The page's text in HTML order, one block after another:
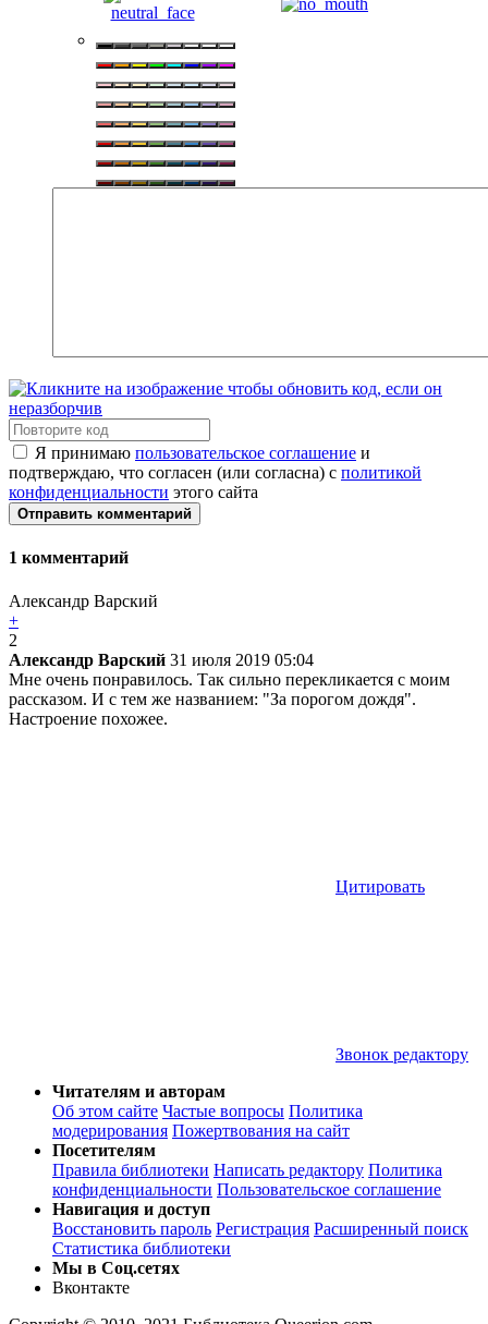
Я принимаю пользовательское соглашение и
подтверждаю, что согласен (или согласна) с политикой
конфиденциальности этого сайта
Отправить комментарий
1 комментарий
Александр Варский
+
2
Александр Варский 31 июля 2019 05:04
Мне очень понравилось. Так сильно перекликается с моим
рассказом. И с тем же названием: "За порогом дождя".
Настроение похожее.
Цитировать
Звонок редактору
Читателям и авторам
Об этом сайте Частые вопросы Политика
модерирования Пожертвования на сайт
Посетителям
Правила библиотеки Написать редактору Политика
конфиденциальности Пользовательское соглашение
Навигация и доступ
Восстановить пароль Регистрация Расширенный поиск
Статистика библиотеки
Мы в Соц.сетях
Вконтакте